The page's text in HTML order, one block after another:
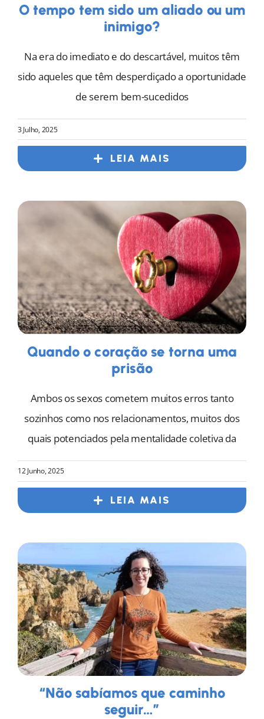
O tempo tem sido um aliado ou um
inimigo?
Na era do imediato e do descartável, muitos têm
sido aqueles que têm desperdiçado a oportunidade
de serem bem-sucedidos
3 Julho, 2025
LEIA MAIS
Quando o coração se torna uma
prisão
Ambos os sexos cometem muitos erros tanto
sozinhos como nos relacionamentos, muitos dos
quais potenciados pela mentalidade coletiva da
12 Junho, 2025
LEIA MAIS
“Não sabíamos que caminho
seguir…”